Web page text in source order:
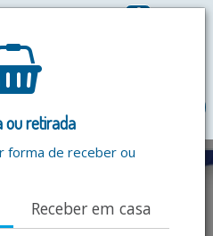
0
ou retirada
forma de receber ou
Receber em casa